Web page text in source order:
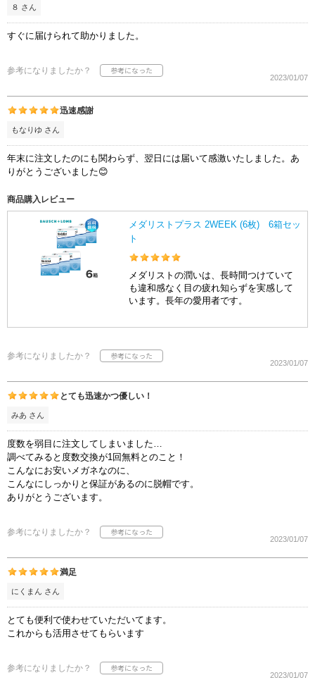
８ さん
すぐに届けられて助かりました。
参考になりましたか？
2023/01/07
迅速感謝
もなりゆ さん
年末に注文したのにも関わらず、翌日には届いて感激いたしました。あ
りがとうございました😊
商品購入レビュー
メダリストプラス 2WEEK (6枚) 6箱セッ
ト
メダリストの潤いは、長時間つけていて
も違和感なく目の疲れ知らずを実感して
います。長年の愛用者です。
参考になりましたか？
2023/01/07
とても迅速かつ優しい！
みあ さん
度数を弱目に注文してしまいました…
調べてみると度数交換が1回無料とのこと！
こんなにお安いメガネなのに、
こんなにしっかりと保証があるのに脱帽です。
ありがとうございます。
参考になりましたか？
2023/01/07
満足
にくまん さん
とても便利で使わせていただいてます。
これからも活用させてもらいます
参考になりましたか？
2023/01/07